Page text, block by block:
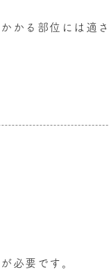
かる部位には適
必要です。